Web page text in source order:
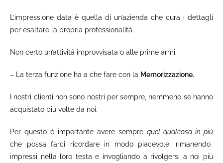
L’impressione data è quella di un’azienda che cura i dettagli
per esaltare la propria professionalità.
Non certo un’attività improvvisata o alle prime armi.
– La terza funzione ha a che fare con la Memorizzazione.
I nostri clienti non sono nostri per sempre, nemmeno se hanno
acquistato più volte da noi.
Per questo è importante avere sempre quel qualcosa in più
che possa farci ricordare in modo piacevole, rimanendo
impressi nella loro testa e invogliando a rivolgersi a noi più